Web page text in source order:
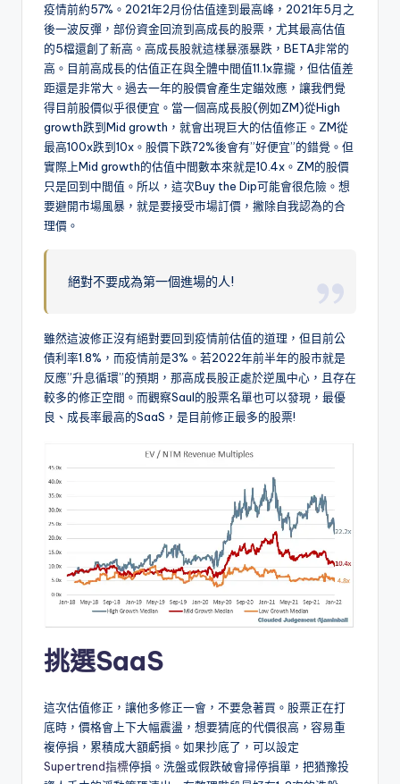
疫情前約57%。2021年2月份估值達到最高峰，2021年5月之
後一波反彈，部份資金回流到高成長的股票，尤其最高估值
的5檔還創了新高。高成長股就這樣暴漲暴跌，BETA非常的
高。目前高成長的估值正在與全體中間值11.1x靠攏，但估值差
距還是非常大。過去一年的股價會產生定錨效應，讓我們覺
得目前股價似乎很便宜。當一個高成長股(例如ZM)從High
growth跌到Mid growth，就會出現巨大的估值修正。ZM從
最高100x跌到10x。股價下跌72%後會有”好便宜”的錯覺。但
實際上Mid growth的估值中間數本來就是10.4x。ZM的股價
只是回到中間值。所以，這次Buy the Dip可能會很危險。想
要避開市場風暴，就是要接受市場訂價，撇除自我認為的合
理價。
絕對不要成為第一個進場的人!
雖然這波修正沒有絕對要回到疫情前估值的道理，但目前公
債利率1.8%，而疫情前是3%。若2022年前半年的股市就是
反應”升息循環”的預期，那高成長股正處於逆風中心，且存在
較多的修正空間。而觀察Saul的股票名單也可以發現，最優
良、成長率最高的SaaS，是目前修正最多的股票!
挑選SaaS
這次估值修正，讓他多修正一會，不要急著買。股票正在打
底時，價格會上下大幅震盪，想要猜底的代價很高，容易重
複停損，累積成大額虧損。如果抄底了，可以設定
Supertrend指標停損。洗盤或假跌破會掃停損單，把猶豫投